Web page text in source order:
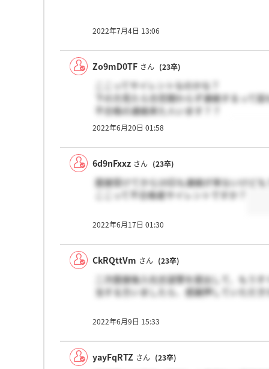
2022年7月4日 13:06
Zo9mD0TF さん (23卒)
ここってサイレントなのかな？
下の方見たら合否関わらず連絡するって
不合格の連絡来た人います？？
単に選考に時間かかってるだけ？
2022年6月20日 01:58
6d9nFxxz さん (23卒)
面接受けてから10日も連絡が来ないけど
ここって不合格者サイレントですか？
2022年6月17日 01:30
CkRQttVm さん (23卒)
二次面接後入社志望票を提出して、もう
当する方いましたら、感謝押していただき
2022年6月9日 15:33
yayFqRTZ さん (23卒)